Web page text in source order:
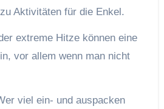
Aktivitäten für die Enkel.
extreme Hitze können eine
vor allem wenn man nicht
viel ein- und auspacken